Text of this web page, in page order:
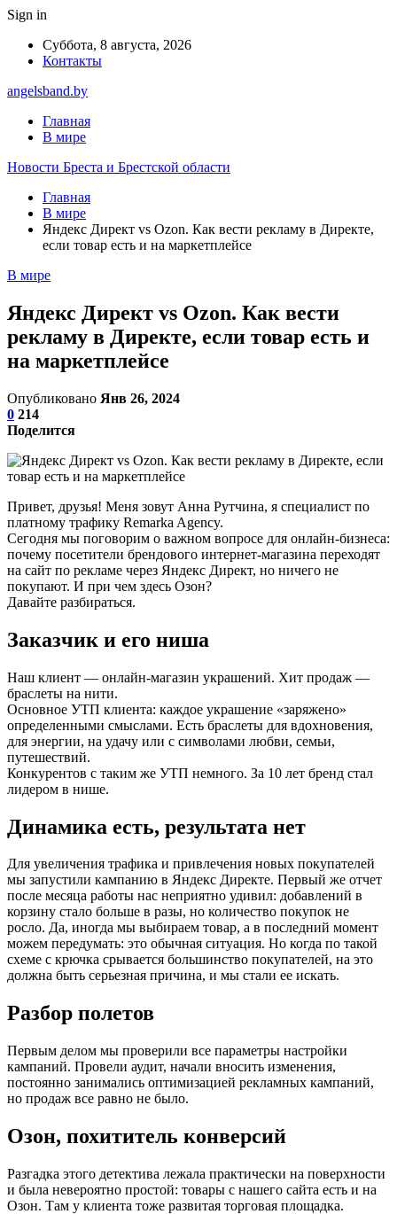
Sign in
Суббота, 8 августа, 2026
Контакты
angelsband.by
Главная
В мире
Новости Бреста и Брестской области
Главная
В мире
Яндекс Директ vs Ozon. Как вести рекламу в Директе,
если товар есть и на маркетплейсе
В мире
Яндекс Директ vs Ozon. Как вести
рекламу в Директе, если товар есть и
на маркетплейсе
Опубликовано Янв 26, 2024
0 214
Поделится
Привет, друзья! Меня зовут Анна Рутчина, я специалист по
платному трафику Remarka Agency.
Сегодня мы поговорим о важном вопросе для онлайн-бизнеса:
почему посетители брендового интернет-магазина переходят
на сайт по рекламе через Яндекс Директ, но ничего не
покупают. И при чем здесь Озон?
Давайте разбираться.
Заказчик и его ниша
Наш клиент — онлайн-магазин украшений. Хит продаж —
браслеты на нити.
Основное УТП клиента: каждое украшение «заряжено»
определенными смыслами. Есть браслеты для вдохновения,
для энергии, на удачу или с символами любви, семьи,
путешествий.
Конкурентов с таким же УТП немного. За 10 лет бренд стал
лидером в нише.
Динамика есть, результата нет
Для увеличения трафика и привлечения новых покупателей
мы запустили кампанию в Яндекс Директе. Первый же отчет
после месяца работы нас неприятно удивил: добавлений в
корзину стало больше в разы, но количество покупок не
росло. Да, иногда мы выбираем товар, а в последний момент
можем передумать: это обычная ситуация. Но когда по такой
схеме с крючка срывается большинство покупателей, на это
должна быть серьезная причина, и мы стали ее искать.
Разбор полетов
Первым делом мы проверили все параметры настройки
кампаний. Провели аудит, начали вносить изменения,
постоянно занимались оптимизацией рекламных кампаний,
но продаж все равно не было.
Озон, похититель конверсий
Разгадка этого детектива лежала практически на поверхности
и была невероятно простой: товары с нашего сайта есть и на
Озон. Там у клиента тоже развитая торговая площадка.